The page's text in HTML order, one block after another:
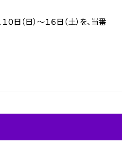
日（日）～１６日（土）を、当番